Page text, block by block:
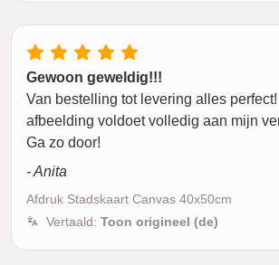
Gewoon geweldig!!!
Van bestelling tot levering alles
afbeelding voldoet volledig aan mijn
Ga zo door!
- Anita
Afdruk Stadskaart Canvas 40x50cm
Vertaald: Toon origineel (de)